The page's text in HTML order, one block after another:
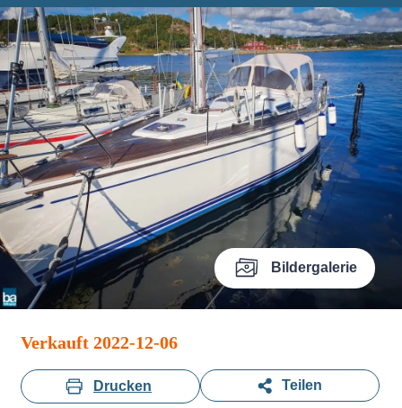
Bildergalerie
Verkauft 2022-12-06
Drucken Teilen